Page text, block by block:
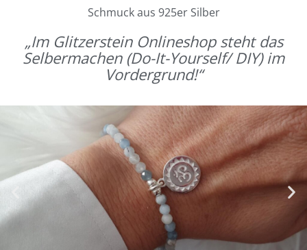
Schmuck aus 925er Silber
„Im Glitzerstein Onlineshop steht das
Selbermachen (Do-It-Yourself/ DIY) im
Vordergrund!“